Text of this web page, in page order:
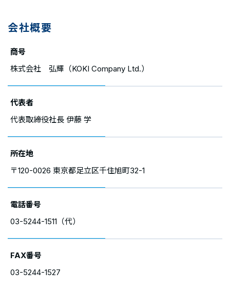
会社概要
商号
株式会社 弘輝（KOKI Company Ltd.）
代表者
代表取締役社長 伊藤 学
所在地
〒120-0026 東京都足立区千住旭町32-1
電話番号
03-5244-1511（代）
FAX番号
03-5244-1527